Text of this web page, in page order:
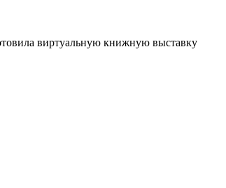
виртуальную книжную выставку